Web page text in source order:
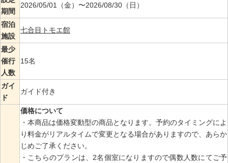
期間
2026/05/01（金）〜2026/08/30（日）
宿泊
施設
七合目トモエ館
最少
催行
人数
15名
ガイ
ド
ガイド付き
価格について
・本商品は価格変動型の商品となります。予約のタイミングによ
り料金がリアルタイムで変更となる場合がありますので、あらか
じめご了承ください。
・こちらのプランは、2名個室になりますので偶数人数にてご予